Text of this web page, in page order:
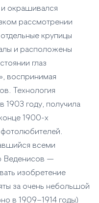
и окрашивался
рассмотрении
крупицы
и расположены
глаз
воспринимая
Технология
1903 году, получила
1900-х
всеми
Веденисов —
изобретение
за очень небольшой
в 1909–1914 годы)